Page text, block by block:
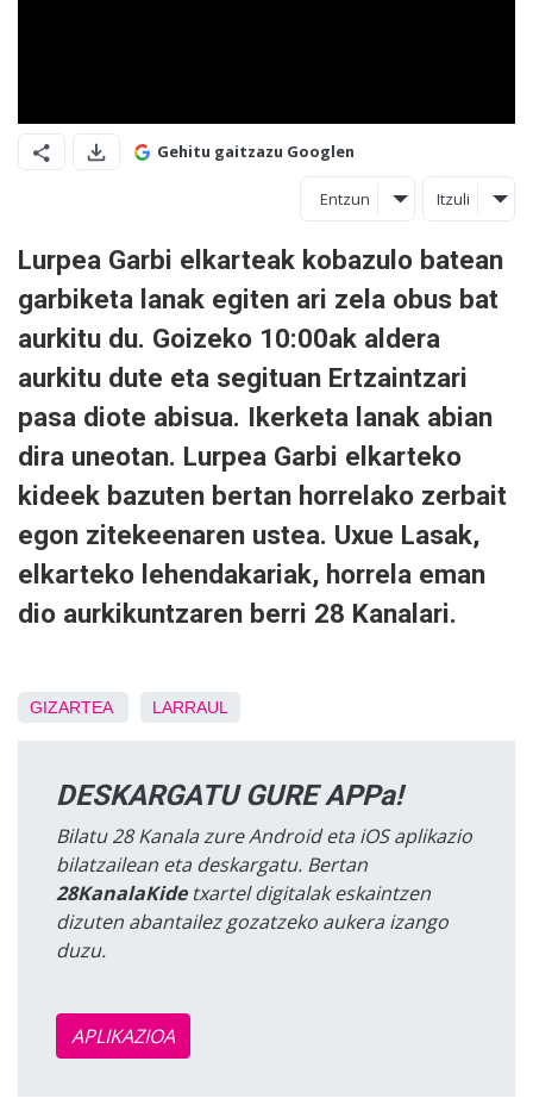
Gehitu gaitzazu Googlen
Entzun Itzuli
Lurpea Garbi elkarteak kobazulo batean
garbiketa lanak egiten ari zela obus bat
aurkitu du. Goizeko 10:00ak aldera
aurkitu dute eta segituan Ertzaintzari
pasa diote abisua. Ikerketa lanak abian
dira uneotan. Lurpea Garbi elkarteko
kideek bazuten bertan horrelako zerbait
egon zitekeenaren ustea. Uxue Lasak,
elkarteko lehendakariak, horrela eman
dio aurkikuntzaren berri 28 Kanalari.
GIZARTEA LARRAUL
DESKARGATU GURE APPa!
Bilatu 28 Kanala zure Android eta iOS aplikazio
bilatzailean eta deskargatu. Bertan
28KanalaKidetxartel digitalak eskaintzen
dizuten abantailez gozatzeko aukera izango
duzu.
APLIKAZIOA